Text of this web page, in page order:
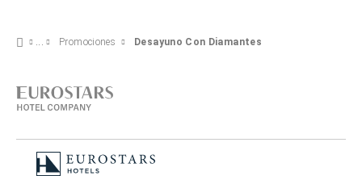
Promociones Desayuno Con Diamantes